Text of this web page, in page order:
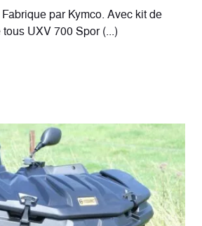
par Kymco. Avec kit de
UXV 700 Spor (...)